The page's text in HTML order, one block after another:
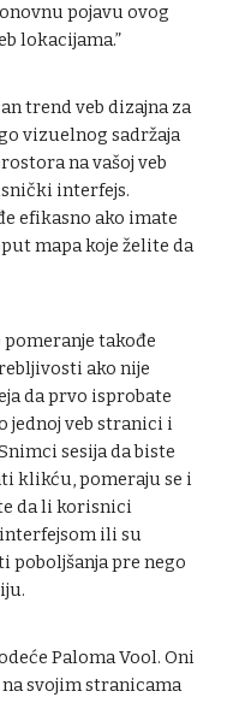
pojavu ovog
lokacijama.”
trend veb dizajna za
vizuelnog sadržaja
na vašoj veb
interfejs.
efikasno ako imate
mapa koje želite da
takođe
ako nije
da prvo isprobate
jednoj veb stranici i
sesija da biste
klikću, pomeraju se i
da li korisnici
ili su
poboljšanja pre nego
Paloma Vool. Oni
svojim stranicama